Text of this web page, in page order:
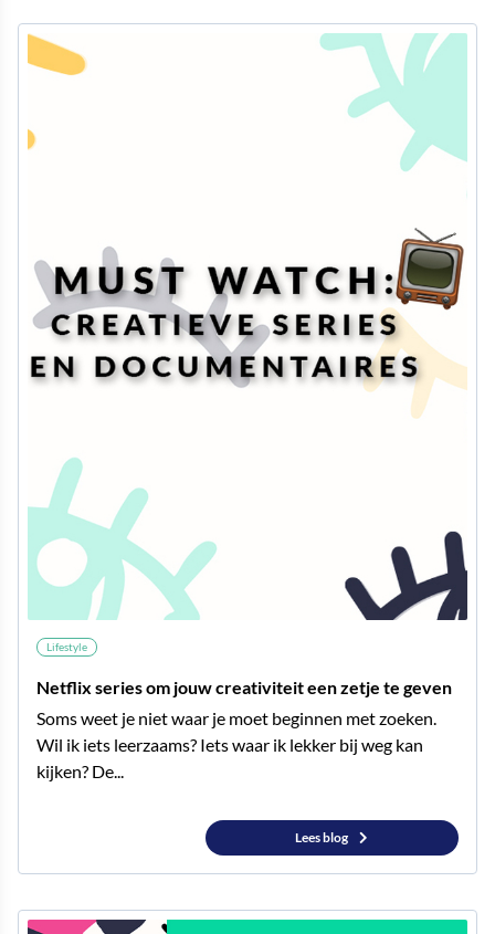
Lifestyle
Netflix series om jouw creativiteit een zetje te geven
Soms weet je niet waar je moet beginnen met zoeken.
Wil ik iets leerzaams? Iets waar ik lekker bij weg kan
kijken? De...
Lees blog